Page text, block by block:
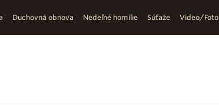
Duchovná obnova Nedeľné homílie Súťaže Video/Foto